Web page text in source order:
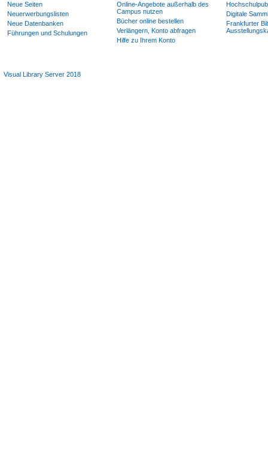
Neue Seiten
Neuerwerbungslisten
Neue Datenbanken
Führungen und Schulungen
Online-Angebote außerhalb des
Campus nutzen
Bücher online bestellen
Verlängern, Konto abfragen
Hilfe zu Ihrem Konto
Digitale
Frankfurter
Visual Library Server 2018